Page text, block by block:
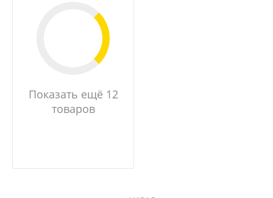
Показать ещё 12
товаров